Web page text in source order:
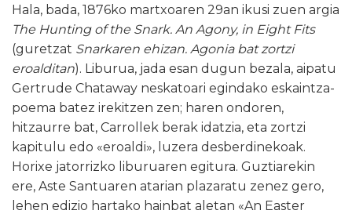
Hala, bada, 1876ko martxoaren 29an ikusi zuen argia
The Hunting of the Snark. An Agony, in Eight Fits
(guretzat Snarkaren ehizan. Agonia bat zortzi
eroalditan). Liburua, jada esan dugun bezala, aipatu
Gertrude Chataway neskatoari egindako eskaintza-
poema batez irekitzen zen; haren ondoren,
hitzaurre bat, Carrollek berak idatzia, eta zortzi
kapitulu edo «eroaldi», luzera desberdinekoak.
Horixe jatorrizko liburuaren egitura. Guztiarekin
ere, Aste Santuaren atarian plazaratu zenez gero,
lehen edizio hartako hainbat aletan «An Easter